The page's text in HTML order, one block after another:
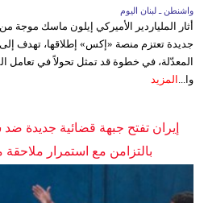
واشنطن ـ لبنان اليوم
أثار الملياردير الأميركي إيلون ماسك موجة
جديدة تعتزم منصة «إكس» إطلاقها، تهدف
المعدّلة، في خطوة قد تمثل تحولاً في تعامل
وا...
المزيد
إيران تفتح جبهة قضائية جديدة
بالتزامن مع استمرار